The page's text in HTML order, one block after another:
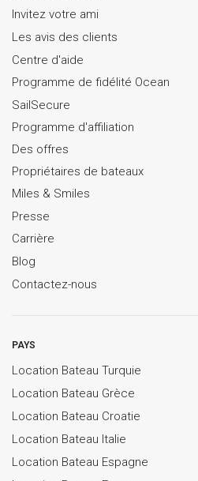
Invitez votre ami
Les avis des clients
Centre d'aide
Programme de fidélité Ocean
SailSecure
Programme d'affiliation
Des offres
Propriétaires de bateaux
Miles & Smiles
Presse
Carrière
Blog
Contactez-nous
PAYS
Location Bateau Turquie
Location Bateau Grèce
Location Bateau Croatie
Location Bateau Italie
Location Bateau Espagne